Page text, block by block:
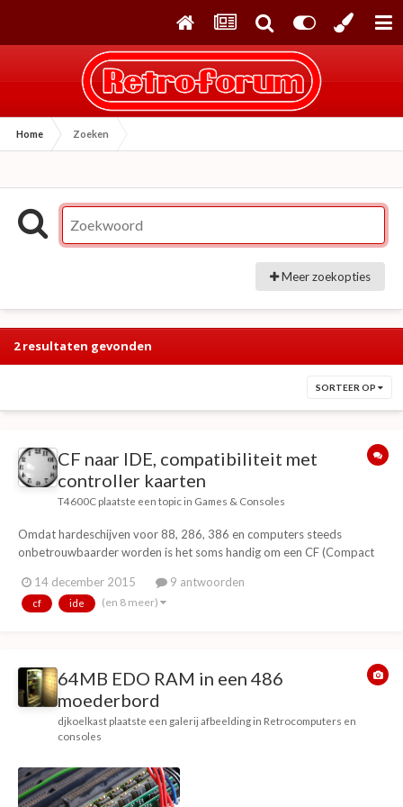
Home Zoeken
Meer zoekopties
2 resultaten gevonden
SORTEER OP
CF naar IDE, compatibiliteit met
controller kaarten
T4600C plaatste een topic in Games & Consoles
Omdat hardeschijven voor 88, 286, 386 en computers steeds
onbetrouwbaarder worden is het soms handig om een CF (Compact
aansluiting als oude IDE hardeschijven, behalven stroom dan. Een
beetje goed CF merk zet ook CHS informatie er bi...
14 december 2015 9 antwoorden
cf ide (en 8 meer)
64MB EDO RAM in een 486
moederbord
djkoelkast plaatste een galerij afbeelding in Retrocomputers en
consoles